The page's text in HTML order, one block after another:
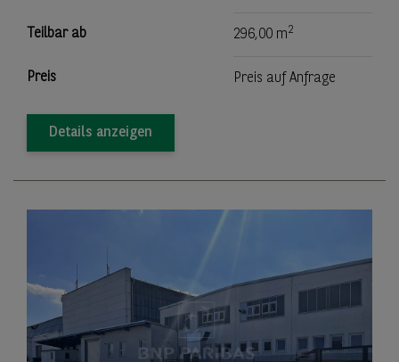
Teilbar ab 296,00 m2
Preis Preis auf Anfrage
Details anzeigen